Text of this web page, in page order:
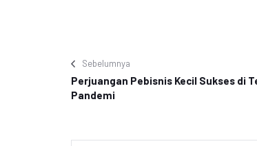
Sebelumnya
Perjuangan Pebisnis Kecil Sukses di
Pandemi